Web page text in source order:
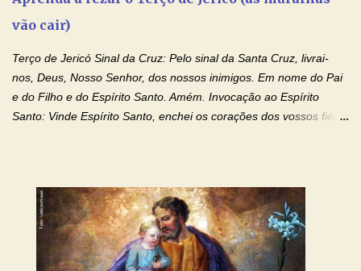
vão cair)
Terço de Jericó Sinal da Cruz: Pelo sinal da Santa Cruz, livrai-
nos, Deus, Nosso Senhor, dos nossos inimigos. Em nome do Pai
e do Filho e do Espírito Santo. Amém. Invocação ao Espírito
Santo: Vinde Espírito Santo, enchei os corações dos vossos fiéis
Santo, fazei que apreciemos retamente todas as coisas segundo
o mesmo Espírito e gozemos sempre da sua consolação. Por
Cristo, Senhor Nosso. Amém. Creio: Creio em Deus Pai Todo-
Poderoso, Criador do céu e da terra; e em Jesus Cristo, seu